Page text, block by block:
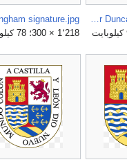
1٬218 × 300؛ 78 كيلوبايت